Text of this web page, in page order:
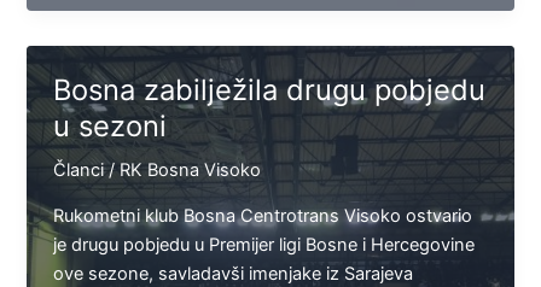
RK
Bosna
gostuje
u
Goraždu
Bosna zabilježila drugu pobjedu
u sezoni
Članci/RK Bosna Visoko
Rukometni klub Bosna Centrotrans Visoko ostvario
je drugu pobjedu u Premijer ligi Bosne i Hercegovine
ove sezone, savladavši imenjake iz Sarajeva